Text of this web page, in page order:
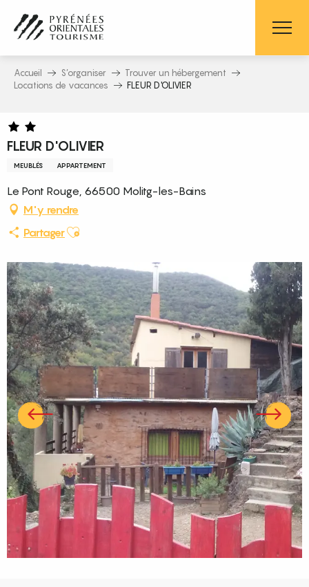
contenu
principal
Accueil S’organiser
Trouver un hébergement
Locations de vacances
FLEUR D'OLIVIER
FLEUR D'OLIVIER
MEUBLÉS APPARTEMENT
Le Pont Rouge, 66500 Molitg-les-Bains
M'y rendre
PartagerAjouter aux favoris